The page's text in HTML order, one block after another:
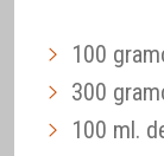
100
300
100 ml.